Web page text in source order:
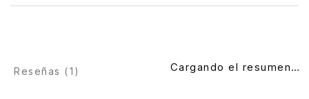
Reseñas (1 ) Cargando el resumen…